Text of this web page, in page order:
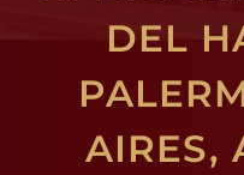
DEL
AIRES,